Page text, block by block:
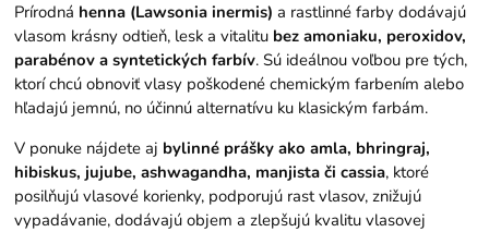
Prírodná henna (Lawsonia inermis) a rastlinné farby dodávajú
vlasom krásny odtieň, lesk a vitalitu bez amoniaku, peroxidov,
parabénov a syntetických farbív. Sú ideálnou voľbou pre tých,
ktorí chcú obnoviť vlasy poškodené chemickým farbením alebo
hľadajú jemnú, no účinnú alternatívu ku klasickým farbám.
V ponuke nájdete aj bylinné prášky ako amla, bhringraj,
hibiskus, jujube, ashwagandha, manjista či cassia, ktoré
posilňujú vlasové korienky, podporujú rast vlasov, znižujú
vypadávanie, dodávajú objem a zlepšujú kvalitu vlasovej